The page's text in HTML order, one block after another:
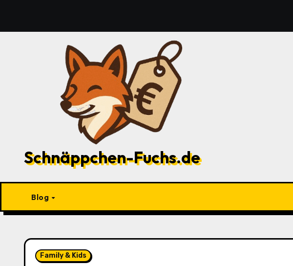
springen
Schnäppchen-Fuchs.de
Blog
Family & Kids